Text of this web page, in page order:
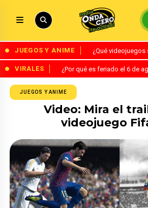
JUEGOS Y ANIME ¿Qué
VIRALES ¿Por qué es feriado el 6 de
JUEGOS Y ANIME
Video: Mira el
videojuego